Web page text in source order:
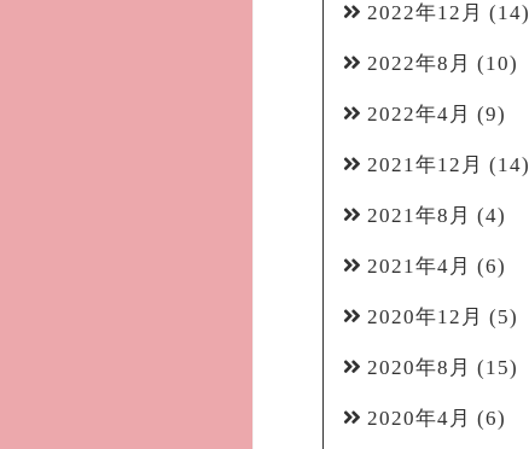
2022年12月 (14)
2022年8月 (10)
2022年4月 (9)
2021年12月 (14)
2021年8月 (4)
2021年4月 (6)
2020年12月 (5)
2020年8月 (15)
2020年4月 (6)